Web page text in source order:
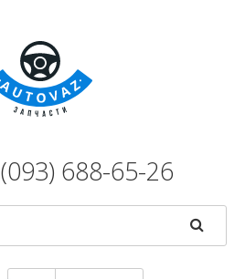
(093) 688-65-26